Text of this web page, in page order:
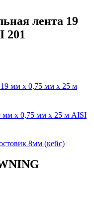
лента 19
201
мм x 0,75 мм x 25 м AISI